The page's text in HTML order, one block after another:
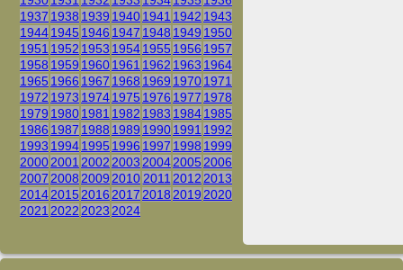
1937 1938 1939 19401941 1942 1943
19441945 1946 1947 1948 1949 1950
1951 1952 1953 19541955 1956 1957
1958 1959 19601961 1962 1963 1964
1965 1966 1967 1968 1969 19701971
1972 1973 19741975 1976 1977 1978
1979 19801981 1982 1983 19841985
1986 1987 1988 1989 19901991 1992
1993 19941995 1996 1997 1998 1999
2000200120022003200420052006
2007200820092010201120122013
2014201520162017201820192020
2021202220232024